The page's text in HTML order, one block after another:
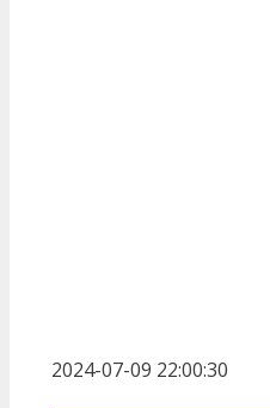
2024-07-09 22:00:30